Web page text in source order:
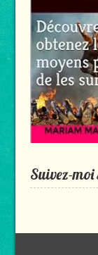
Suivez-moi